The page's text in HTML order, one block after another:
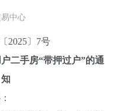
中心
2025〕7号
二手房“带押过户”的通
知